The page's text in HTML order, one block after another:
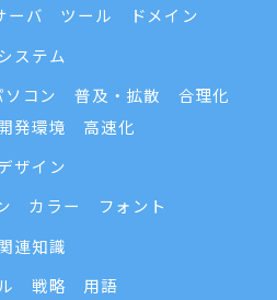
ーバ ツール
ドメイン
システム
ソコン 普及・拡散
合理化
発環境
高速化
ザイン
カラー
フォント
連知識
戦略 用語